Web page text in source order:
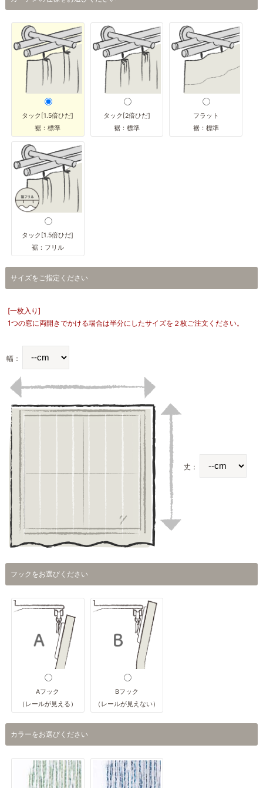
タック[1.5倍ひだ]
裾：標準
タック[2倍ひだ]
裾：標準
フラット
裾：標準
タック[1.5倍ひだ]
裾：フリル
サイズをご指定ください
[一枚入り]
1つの窓に両開きでかける場合は半分にしたサイズを２枚ご注文ください。
幅：
丈：
フックをお選びください
Aフック
（レールが見える）
Bフック
（レールが見えない）
カラーをお選びください